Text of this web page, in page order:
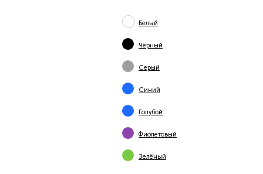
Белый
Чёрный
Серый
Синий
Голубой
Фиолетовый
Зелёный